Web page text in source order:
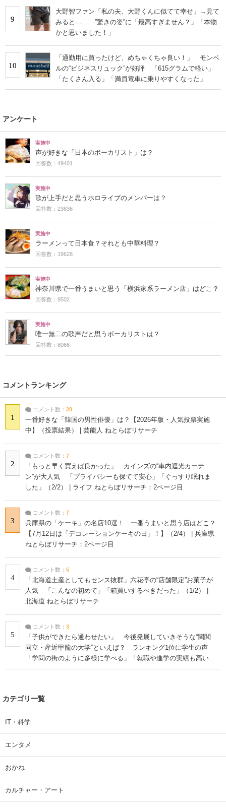
9
大野智ファン「私の夫、大野くんに似てて幸せ」→見て
みると…… ‟驚きの姿”に「最高すぎません？」「本物
かと思いました！」
10
「通勤用に買ったけど、めちゃくちゃ良い！」 モンベ
ルの“ビジネスリュック”が好評 「615グラムで軽い」
「たくさん入る」「満員電車に乗りやすくなった」
アンケート
実施中
声が好きな「日本のボーカリスト」は？
回答数：49401
実施中
歌が上手だと思うホロライブのメンバーは？
回答数：23836
実施中
ラーメンって日本食？それとも中華料理？
回答数：19628
実施中
神奈川県で一番うまいと思う「横浜家系ラーメン店」はどこ？
回答数：8502
実施中
唯一無二の歌声だと思うボーカリストは？
回答数：8066
コメントランキング
1
コメント数： 20
一番好きな「韓国の男性俳優」は？【2026年版・人気投票実施
中】（投票結果） | 芸能人 ねとらぼリサーチ
2
コメント数： 7
「もっと早く買えば良かった」 カインズの“車内遮光カーテ
ン”が大人気 「プライバシーも保てて安心」「ぐっすり眠れま
した」（2/2） | ライフ ねとらぼリサーチ：2ページ目
3
コメント数： 7
兵庫県の「ケーキ」の名店10選！ 一番うまいと思う店はどこ？
【7月12日は「デコレーションケーキの日」！】（2/4） | 兵庫県
ねとらぼリサーチ：2ページ目
4
コメント数： 5
「北海道土産としてもセンス抜群」六花亭の“店舗限定”お菓子が
人気 「こんなの初めて」「箱買いするべきだった」（1/2） |
北海道 ねとらぼリサーチ
5
コメント数： 3
「子供ができたら通わせたい」 今後発展していきそうな“関関
同立・産近甲龍の大学”といえば？ ランキング1位に学生の声
「学問の街のように多様に学べる」「就職や進学の実績も高い」
| 大学 ねとらぼリサーチ
カテゴリ一覧
IT・科学
エンタメ
おかね
カルチャー・アート